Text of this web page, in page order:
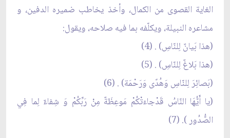
الغاية القصوى من الكمال، وأخذ يخاطب ضميره الدفين، و
مشاعره النبيلة، ويكلّفه بما فيه صلاحه، ويقول:
(هذا بَيانٌ لِلنّاسِ) . (4)
(هذا بَلاغٌ لِلنّاسِ) . (5)
(بَصائِرَ لِلنّاسِ وَهُدًى وَرَحْمَة) . (6)
(يا أَيُّهَا النّاسُ قَدْجاءَتْكُمْ مَوعِظَةٌ مِنْ رَبِّكُمْ وَ شِفاءٌ لِما فِي
الصُّدُور ). (7)